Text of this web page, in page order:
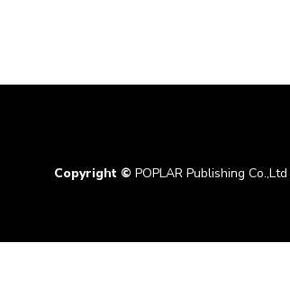
Copyright © POPLAR Publishing Co.,Ltd